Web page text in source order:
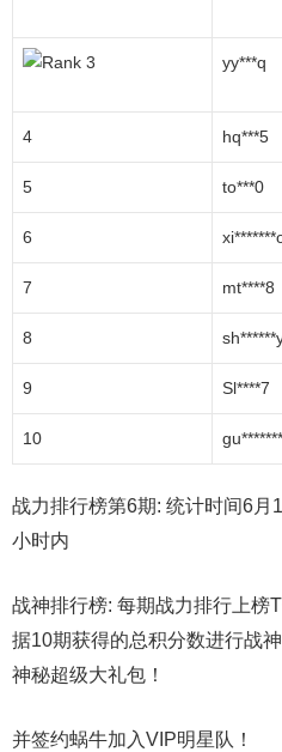
yy***q
4 hq***5
5 to***0
6
7 mt****8
8
9 Sl****7
10
战力排行榜第6期: 统计时间6月
小时内
战神排行榜: 每期战力排行上榜
据10期获得的总积分数进行战
神秘超级大礼包！
并签约蜗牛加入VIP明星队！